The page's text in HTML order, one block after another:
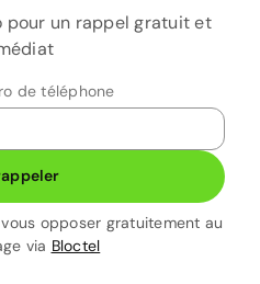
pour un rappel gratuit et
de téléphone
opposer gratuitement au
via Bloctel